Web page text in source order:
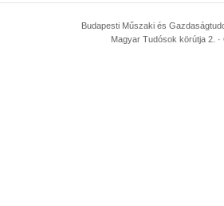
Budapesti Műszaki és
Magyar Tudósok körútja 2. ·